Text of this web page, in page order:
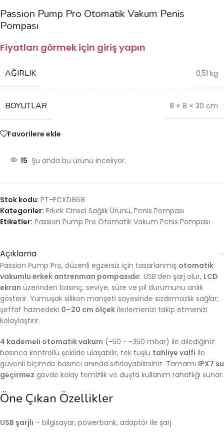
Passion Pump Pro Otomatik Vakum Penis
Pompası
Fiyatları görmek için giriş yapın
AĞIRLIK 0,51 kg
BOYUTLAR 8 × 8 × 30 cm
Favorilere ekle
15 Şu anda bu ürünü inceliyor.
Stok kodu: PT-ECXD868
Kategoriler: Erkek Cinsel Sağlık Ürünü, Penis Pompası
Etiketler: Passion Pump Pro Otomatik Vakum Penis Pompası
Açıklama
Passion Pump Pro, düzenli egzersiz için tasarlanmış otomatik
vakumlu erkek antrenman pompasıdır. USB’den şarj olur, LCD
ekran üzerinden basınç, seviye, süre ve pil durumunu anlık
gösterir. Yumuşak silikon manşeti sayesinde sızdırmazlık sağlar;
şeffaf haznedeki 0–20 cm ölçek ilerlemenizi takip etmenizi
kolaylaştırır.
4 kademeli otomatik vakum (-50 ~ -350 mbar) ile dilediğiniz
basınca kontrollü şekilde ulaşabilir, tek tuşlu tahliye valfi ile
güvenli biçimde basıncı anında sıfırlayabilirsiniz. Tamamı IPX7 su
geçirmez gövde kolay temizlik ve duşta kullanım rahatlığı sunar.
Öne Çıkan Özellikler
USB şarjlı – bilgisayar, powerbank, adaptör ile şarj